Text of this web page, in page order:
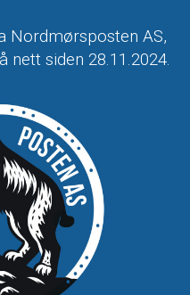
Nordmørsposten AS,
nett siden 28.11.2024.